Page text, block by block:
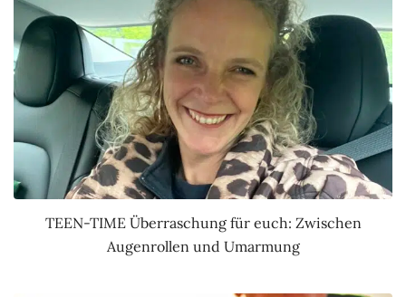
TEEN-TIME Überraschung für euch: Zwischen
Augenrollen und Umarmung